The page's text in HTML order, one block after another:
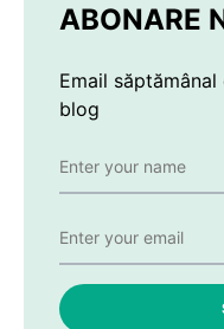
ABONARE
Email
blog